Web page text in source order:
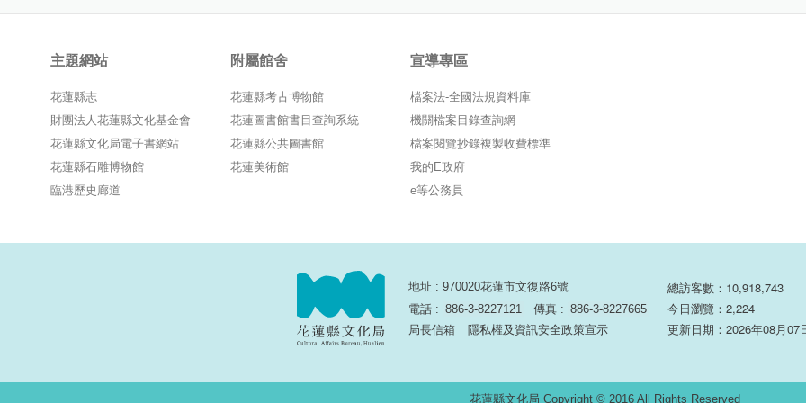
主題網站
花蓮縣志
財團法人花蓮縣文化基金會
花蓮縣文化局電子書網站
花蓮縣石雕博物館
臨港歷史廊道
附屬館舍
花蓮縣考古博物館
花蓮圖書館書目查詢系統
花蓮縣公共圖書館
花蓮美術館
宣導專區
檔案法-全國法規資料庫
機關檔案目錄查詢網
檔案閱覽抄錄複製收費標準
我的E政府
e等公務員
地址 : 970020花蓮市文復路6號
電話 : 886-3-8227121 傳真 : 886-3-8227665
局長信箱
隱私權及資訊安全政策宣示
總訪客數：10,918,743
今日瀏覽：2,224
更新日期：2026年08月07
花蓮縣文化局 Copyright © 2016 All Rights Reserved